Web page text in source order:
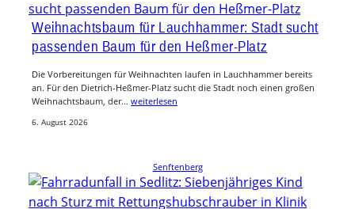
Weihnachtsbaum für Lauchhammer: Stadt sucht
passenden Baum für den Heßmer-Platz
Die Vorbereitungen für Weihnachten laufen in Lauchhammer bereits
an. Für den Dietrich-Heßmer-Platz sucht die Stadt noch einen großen
Weihnachtsbaum, der… weiterlesen
6. August 2026
Senftenberg